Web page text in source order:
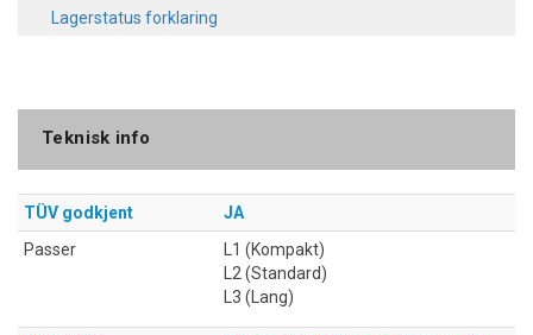
Lagerstatus forklaring
Teknisk info
TÜV godkjent
JA
Passer
L1 (Kompakt)
L2 (Standard)
L3 (Lang)